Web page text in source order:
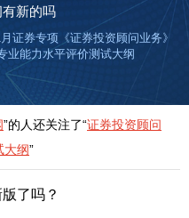
新的吗
证券专项《证券投资顾问业务》
业能力水平评价测试大纲
券备考资料包】【免费领V题库会
券报考疑问加证
”的人还关注了“证券投资顾问
大纲”
了吗？